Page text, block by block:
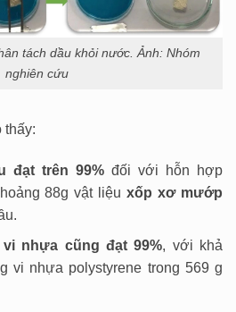
tách dầu khỏi nước. Ảnh: Nhóm
nghiên cứu
thấy:
đạt trên 99%đối với hỗn hợp
88g vật liệuxốp xơ mướp
nhựa cũng đạt 99%, với khả
vi nhựa polystyrene trong 569 g